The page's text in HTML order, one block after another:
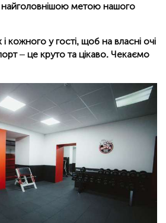
метою нашого
кожного у гості, щоб на власні очі
– це круто та цікаво. Чекаємо